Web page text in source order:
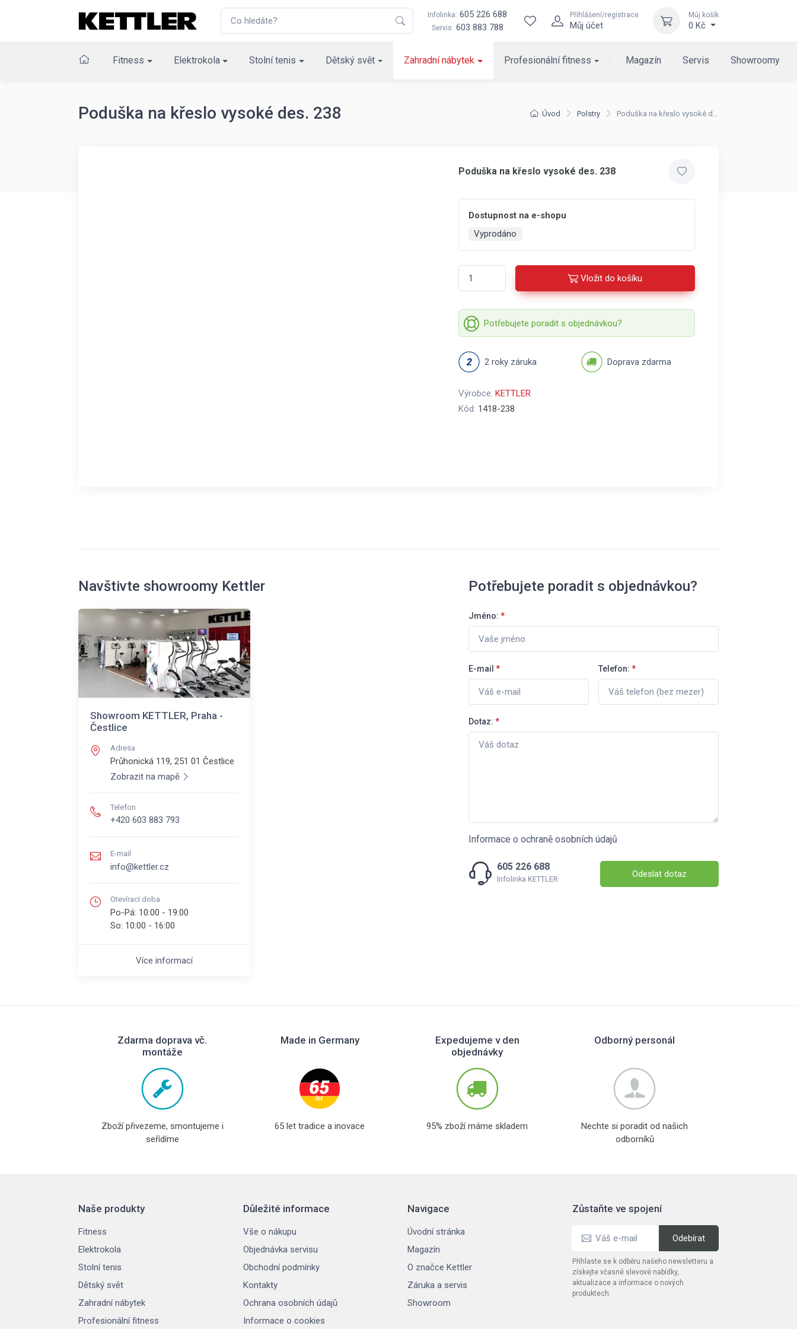
Infolinka: 605 226 688
Servis: 603 883 788
Přihlášení/registrace
Můj účet
Můj košík
0 Kč
Fitness Elektrokola Stolní tenis Dětský svět Zahradní nábytek Profesionální fitness Magazín Servis Showroomy
Úvod Polstry Poduška na křeslo vysoké des. 238
Poduška na křeslo vysoké des. 238
Poduška na křeslo vysoké des. 238
Dostupnost na e-shopu
Vyprodáno
Vložit do košíku
Potřebujete poradit s objednávkou?
2 roky záruka Doprava zdarma
Výrobce: KETTLER
Kód: 1418-238
Navštivte showroomy Kettler
Showroom KETTLER, Praha -
Čestlice
Adresa
Průhonická 119, 251 01 Čestlice
Zobrazit na mapě
Telefon
+420 603 883 793
E-mail
info@kettler.cz
Otevírací doba
Po-Pá: 10:00 - 19:00
So: 10:00 - 16:00
Více informací
Potřebujete poradit s objednávkou?
Jméno: *
E-mail * Telefon: *
Dotaz: *
Informace o ochraně osobních údajů
605 226 688
Infolinka KETTLER Odeslat dotaz
Zdarma doprava vč.
montáže
Zboží přivezeme, smontujeme i
seřídíme
Made in Germany
65 let tradice a inovace
Expedujeme v den
objednávky
95% zboží máme skladem
Odborný personál
Nechte si poradit od našich
odborníků
Naše produkty
Fitness
Elektrokola
Stolní tenis
Dětský svět
Zahradní nábytek
Profesionální fitness
Důležité informace
Vše o nákupu
Objednávka servisu
Obchodní podmínky
Kontakty
Ochrana osobních údajů
Informace o cookies
Navigace
Úvodní stránka
Magazín
O značce Kettler
Záruka a servis
Showroom
Zůstaňte ve spojení
Přihlaste se k odběru našeho newsletteru a
získejte včasné slevové nabídky,
aktualizace a informace o nových
produktech.